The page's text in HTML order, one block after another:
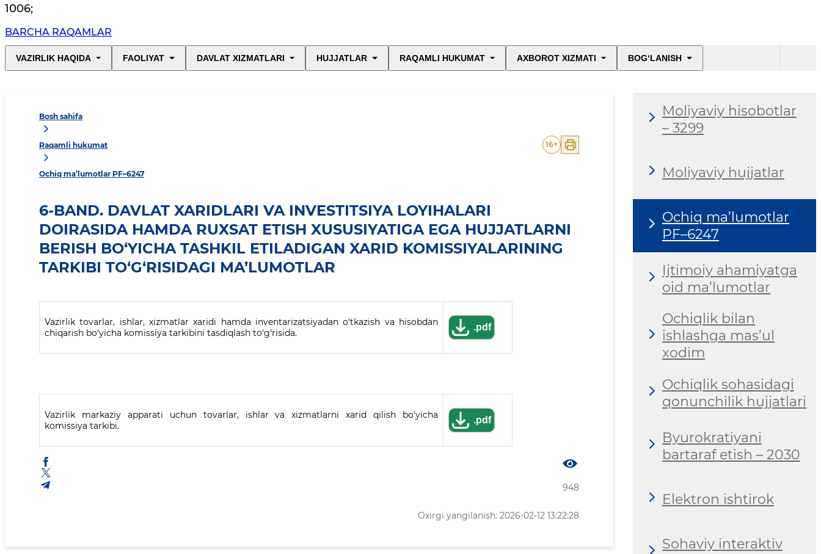
1006;
BARCHA RAQAMLAR
VAZIRLIK HAQIDA FAOLIYAT DAVLAT XIZMATLARI HUJJATLAR RAQAMLI HUKUMAT AXBOROT XIZMATI BOG‘LANISH
Bosh sahifa
Raqamli hukumat
Ochiq ma’lumotlar PF–6247
16+
6-BAND. DAVLAT XARIDLARI VA INVESTITSIYA LOYIHALARI
DOIRASIDA HAMDA RUXSAT ETISH XUSUSIYATIGA EGA HUJJATLARNI
BERISH BO‘YICHA TASHKIL ETILADIGAN XARID KOMISSIYALARINING
TARKIBI TO‘G‘RISIDAGI MA’LUMOTLAR
Vazirlik tovarlar, ishlar, xizmatlar xaridi hamda inventarizatsiyadan o‘tkazish va hisobdan
chiqarish bo‘yicha komissiya tarkibini tasdiqlash to‘g‘risida.
.pdf
Vazirlik markaziy apparati uchun tovarlar, ishlar va xizmatlarni xarid qilish bo‘yicha
komissiya tarkibi.
.pdf
948
Oxirgi yangilanish: 2026-02-12 13:22:28
Moliyaviy hisobotlar
– 3299
Moliyaviy hujjatlar
Ochiq ma’lumotlar
PF–6247
Ijtimoiy ahamiyatga
oid ma’lumotlar
Ochiqlik bilan
ishlashga mas’ul
xodim
Ochiqlik sohasidagi
qonunchilik hujjatlari
Byurokratiyani
bartaraf etish – 2030
Elektron ishtirok
Sohaviy interaktiv